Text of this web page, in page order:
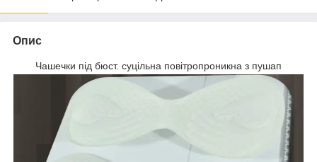
Опис
Чашечки під бюст. суцільна повітропроникна з пушап